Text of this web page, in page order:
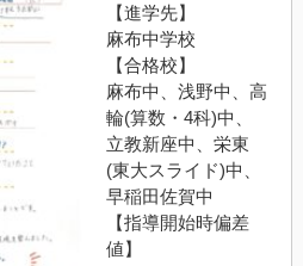
【進学先】
麻布中学校
【合格校】
麻布中、浅野中、高
輪(算数・ 4科)中、
立教新座中、栄東
(東大スライド)中、
早稲田佐賀中
【指導開始時偏差
値】